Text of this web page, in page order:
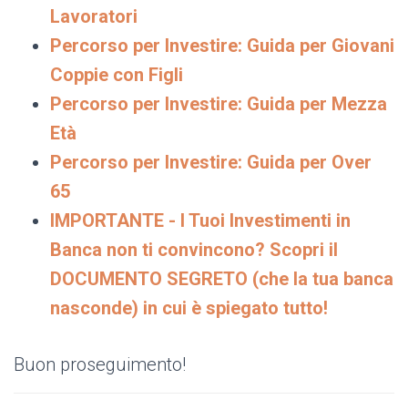
Lavoratori
Percorso per Investire: Guida per Giovani
Coppie con Figli
Percorso per Investire: Guida per Mezza
Età
Percorso per Investire: Guida per Over
65
IMPORTANTE - I Tuoi Investimenti in
Banca non ti convincono? Scopri il
DOCUMENTO SEGRETO (che la tua banca
nasconde) in cui è spiegato tutto!
Buon proseguimento!